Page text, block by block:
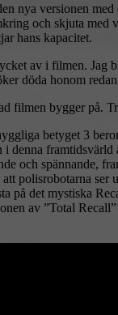
nya versionen
och skjuta med
hans kapacitet.
av i filmen. Jag
döda honom
filmen bygger på.
betyget 3
denna framtidsvärld
och spännande,
polisrobotarna ser
på det mystiska
av ”Total